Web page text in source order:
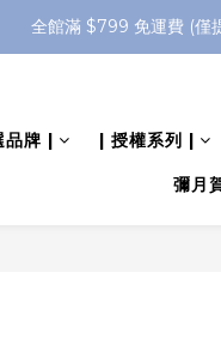
全館滿 $799 免運費 (僅
註冊
品牌 | | 授權系列 |
彌月